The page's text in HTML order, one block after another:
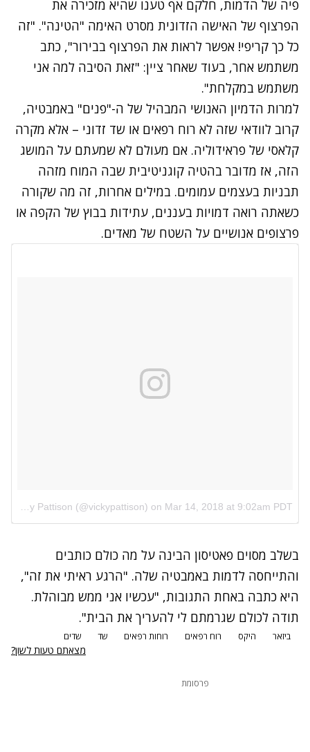
פיה של הדמות, חלקם אף טענו שהיא מזכירה את
הפרצוף של האישה הזדונית מסרט האימה "הטינה". "זה
כל כך קריפי! אפשר לראות את הפרצוף בבירור", כתב
משתמש אחר, בעוד שאחר ציין: "זאת הסיבה למה אני
משתמש במקלחת".
למרות הדמיון האנושי המבהיל של ה-"פנים" באמבטיה,
קרוב לוודאי שזה לא רוח רפאים או שד זדוני – אלא מקרה
קלאסי של פראידוליה. אם מעולם לא שמעתם על המושג
הזה, אז מדובר בהטיה קוגניטיבית שבה המוח מזהה
תבניות בעצמים עמומים. במילים אחרות, זה מה שקורה
כשאתה רואה דמויות בעננים, עתידות בבוץ של הקפה או
פרצופים אנושיים על השטח של מאדים.
on Mar 14, 2018 at 9:02am PDT
בשלב מסוים פאטיסון הבינה על מה כולם כותבים
והתייחסה לדמות באמבטיה שלה. "הרגע ראיתי את זה",
היא כתבה באחת התגובות, "עכשיו אני ממש מבוהלת.
תודה לכולם שגרמתם לי להעריך את הבית".
ביזאר היקס רוח רפאים רוחות רפאים שד שדים
מצאתם טעות לשון?
פרסומת